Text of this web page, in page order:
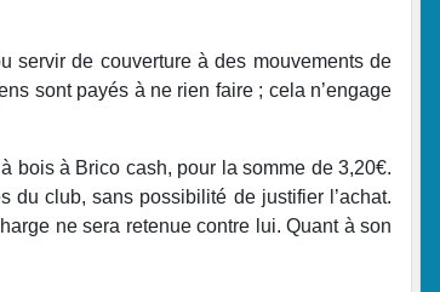
servir de couverture à des mouvements de
sont payés à ne rien faire ; cela n’engage
bois à Brico cash, pour la somme de 3,20€.
du club, sans possibilité de justifier l’achat.
ne sera retenue contre lui. Quant à son